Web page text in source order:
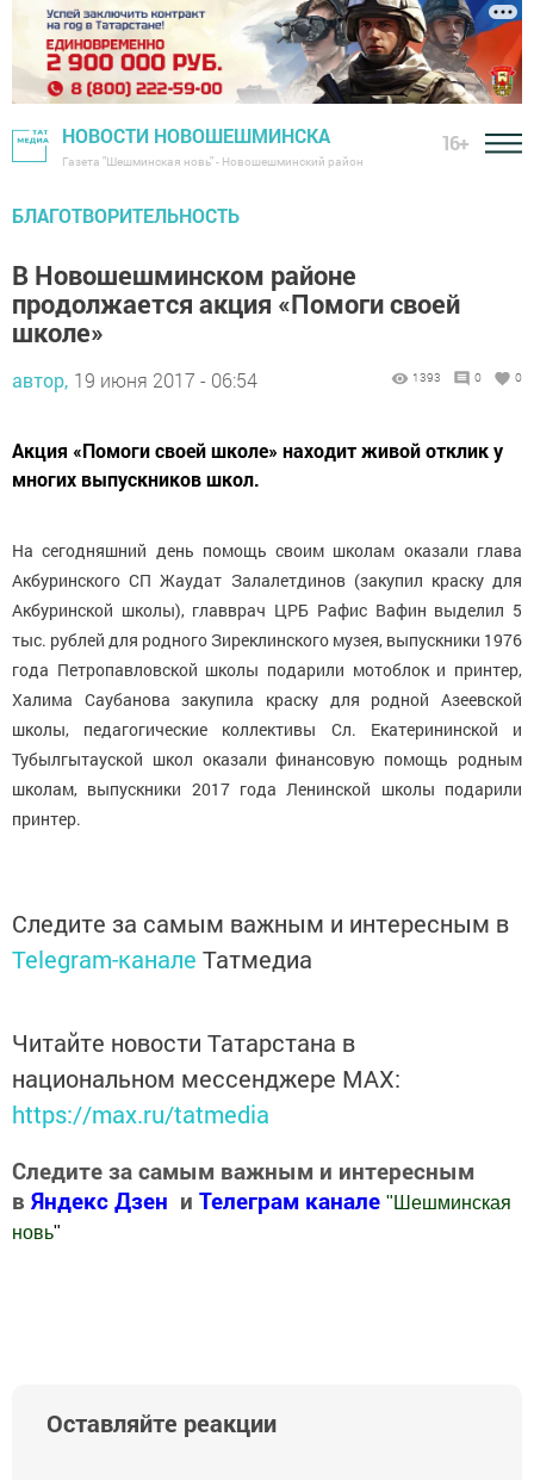
НОВОСТИ НОВОШЕШМИНСКА
Газета "Шешминская новь" - Новошешминский район
16+
БЛАГОТВОРИТЕЛЬНОСТЬ
В Новошешминском районе
продолжается акция «Помоги своей
школе»
автор, 19 июня 2017 - 06:54 1393 0 0
Акция «Помоги своей школе» находит живой отклик у
многих выпускников школ.
На сегодняшний день помощь своим школам оказали глава
Акбуринского СП Жаудат Залалетдинов (закупил краску для
Акбуринской школы), главврач ЦРБ Рафис Вафин выделил 5
тыс. рублей для родного Зиреклинского музея, выпускники 1976
года Петропавловской школы подарили мотоблок и принтер,
Халима Саубанова закупила краску для родной Азеевской
школы, педагогические коллективы Сл. Екатерининской и
Тубылгытауской школ оказали финансовую помощь родным
школам, выпускники 2017 года Ленинской школы подарили
принтер.
Следите за самым важным и интересным в
Telegram-канале Татмедиа
Читайте новости Татарстана в
национальном мессенджере MАХ:
https://max.ru/tatmedia
Следите за самым важным и интересным
в Яндекс Дзен и Телеграм канале " Шешминская
новь"
Оставляйте реакции